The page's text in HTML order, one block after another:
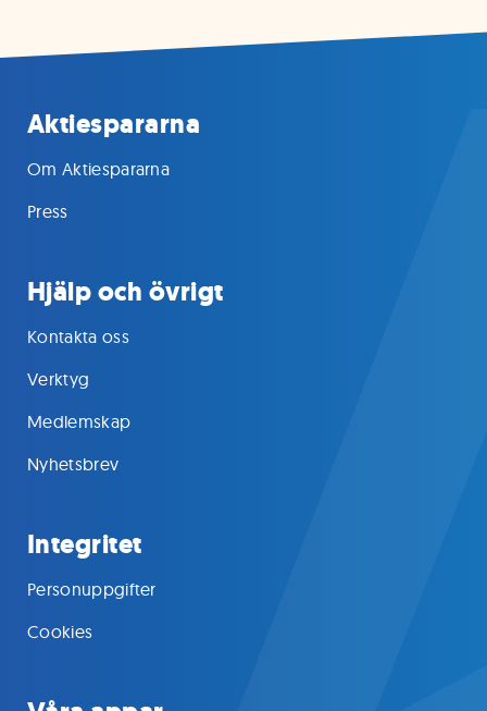
Aktiespararna
Om Aktiespararna
Press
Hjälp och övrigt
Kontakta oss
Verktyg
Medlemskap
Nyhetsbrev
Integritet
Personuppgifter
Cookies